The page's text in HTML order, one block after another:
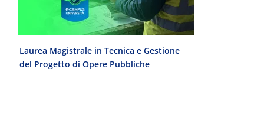
Laurea Magistrale in Tecnica e Gestione
del Progetto di Opere Pubbliche